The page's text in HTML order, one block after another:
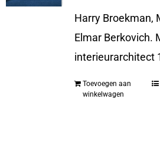
Harry Broekman,
Elmar Berkovich.
interieurarchitect
Toevoegen aan
winkelwagen